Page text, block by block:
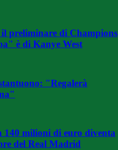
preliminare di Champions
è di Kanye West
"Regalerà
140 milioni di euro diventa
del Real Madrid